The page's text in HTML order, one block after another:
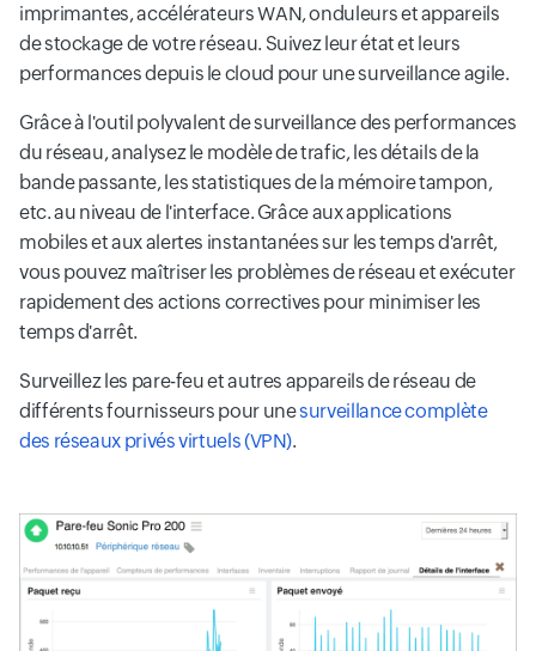
imprimantes, accélérateurs WAN, onduleurs et appareils
de stockage de votre réseau. Suivez leur état et leurs
performances depuis le cloud pour une surveillance agile.
Grâce à l'outil polyvalent de surveillance des performances
du réseau, analysez le modèle de trafic, les détails de la
bande passante, les statistiques de la mémoire tampon,
etc. au niveau de l'interface. Grâce aux applications
mobiles et aux alertes instantanées sur les temps d'arrêt,
vous pouvez maîtriser les problèmes de réseau et exécuter
rapidement des actions correctives pour minimiser les
temps d'arrêt.
Surveillez les pare-feu et autres appareils de réseau de
différents fournisseurs pour unesurveillance complète
des réseaux privés virtuels (VPN).